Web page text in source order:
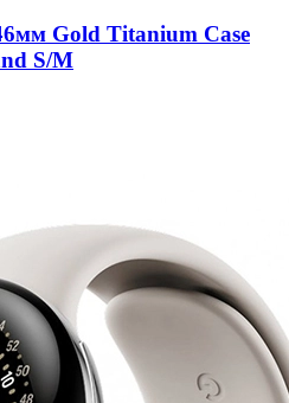
Gold Titanium Case
S/M